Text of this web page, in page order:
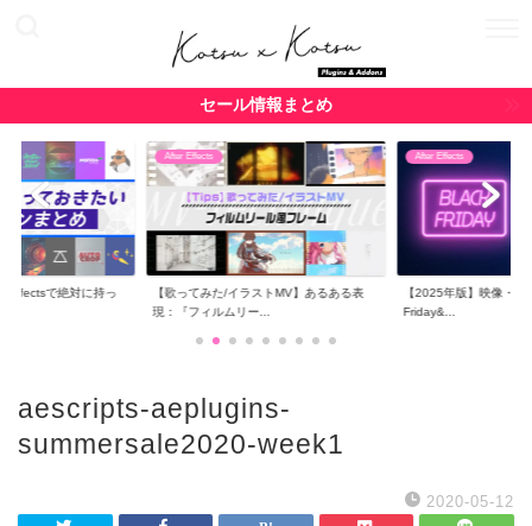
セール情報まとめ
Effectsで絶対に持っ
After Effects
【歌ってみた/イラストMV】あるある表
現：『フィルムリー...
After Effects
【2025年版】映像・
Friday&...
aescripts-aeplugins-
summersale2020-week1
2020-05-12